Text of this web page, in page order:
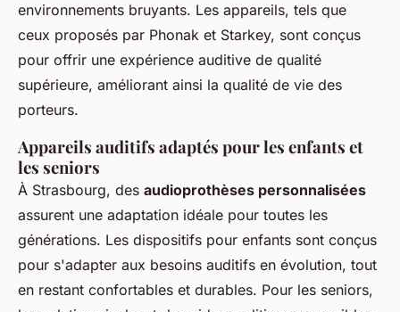
environnements bruyants. Les appareils, tels que
ceux proposés par Phonak et Starkey, sont conçus
pour offrir une expérience auditive de qualité
supérieure, améliorant ainsi la qualité de vie des
porteurs.
Appareils auditifs adaptés pour les enfants et
les seniors
À Strasbourg, des audioprothèses personnalisées
assurent une adaptation idéale pour toutes les
générations. Les dispositifs pour enfants sont conçus
pour s'adapter aux besoins auditifs en évolution, tout
en restant confortables et durables. Pour les seniors,